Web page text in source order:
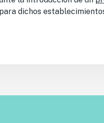
dichos